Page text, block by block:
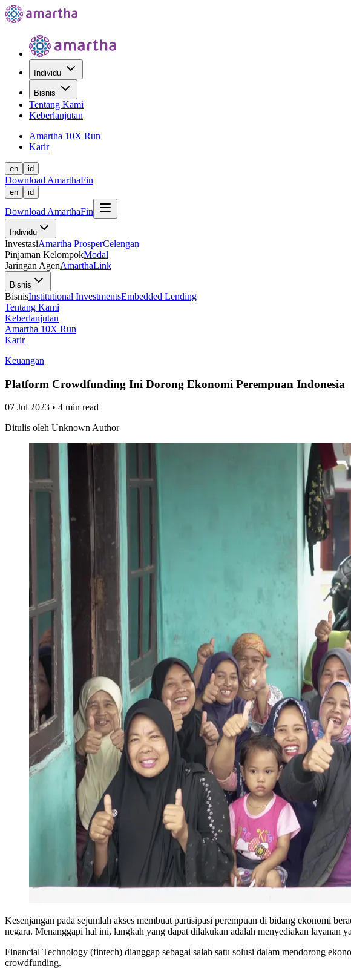
Individu
Bisnis
Tentang Kami
Keberlanjutan
Amartha 10X Run
Karir
en id
Download AmarthaFin
en id
Download AmarthaFin
Individu
InvestasiAmartha ProsperCelengan
Pinjaman KelompokModal
Jaringan AgenAmarthaLink
Bisnis
BisnisInstitutional InvestmentsEmbedded Lending
Tentang Kami
Keberlanjutan
Amartha 10X Run
Karir
Keuangan
Platform Crowdfunding Ini Dorong Ekonomi Perempuan Indonesia
07 Jul 2023 • 4 min read
Ditulis oleh Unknown Author
Kesenjangan pada sejumlah akses membuat partisipasi perempuan di bidang ekonomi
negara. Menanggapi hal ini, langkah yang dapat dilakukan adalah menyediakan layanan
Financial Technology (fintech) dianggap sebagai salah satu solusi dalam mendorong
crowdfunding.